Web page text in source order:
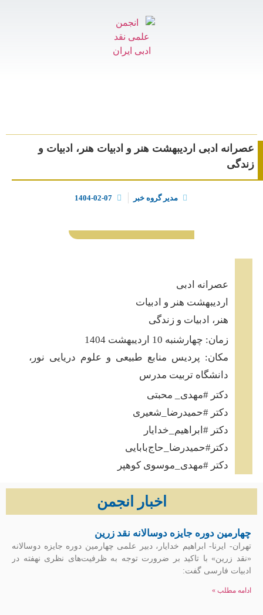
عصرانه ادبی اردیبهشت هنر و ادبیات هنر، ادبیات و
زندگی
مدیر گروه خبر 1404-02-07
عصرانه ادبی
اردیبهشت هنر و ادبیات
هنر، ادبیات و زندگی
زمان: چهارشنبه 10 اردیبهشت 1404
مکان: پردیس منابع طبیعی و علوم دریایی نور،
دانشگاه تربیت مدرس
دکتر #مهدی_ محبتی
دکتر #حمیدرضا_شعیری
دکتر #ابراهیم_خدایار
دکتر#حمیدرضا_حاج‌بابایی
دکتر #مهدی_موسوی کوهپر
اخبار انجمن
چهارمین دوره جایزه دوسالانه نقد زرین
تهران- ایرنا- ابراهیم خدایار، دبیر علمی چهارمین دوره جایزه دوسالانه
«نقد زرین» با تاکید بر ضرورت توجه به ظرفیت‌های نظری نهفته در
ادبیات فارسی گفت:
ادامه مطلب »